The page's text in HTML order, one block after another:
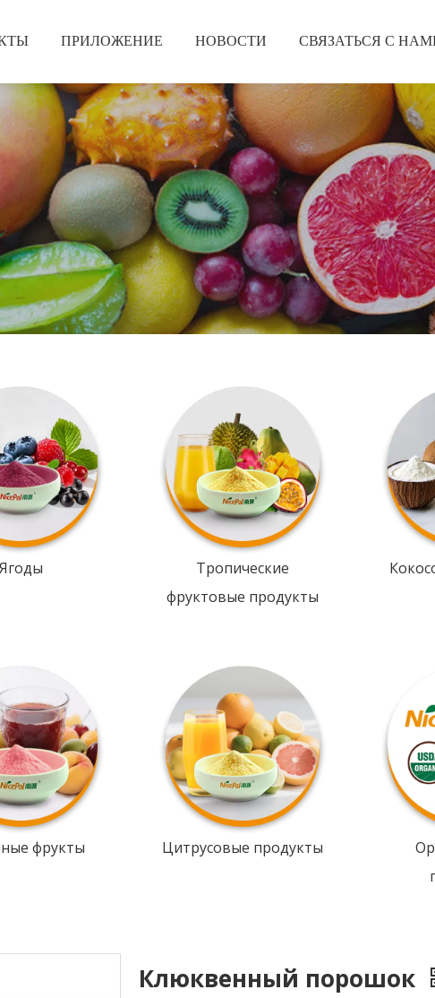
ПРИЛОЖЕНИЕ НОВОСТИ СВЯЗАТЬСЯ С
Ягоды
Тропические
фруктовые продукты
фрукты Цитрусовые продукты
Клюквенный порошок